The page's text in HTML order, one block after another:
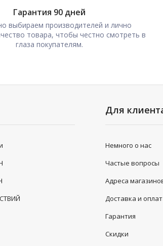
Гарантия 90 дней
выбираем производителей и лично
товара, чтобы честно смотреть в
глаза покупателям.
Для
Немного о нас
Частые вопросы
Адреса
Доставка и
Гарантия
Скидки